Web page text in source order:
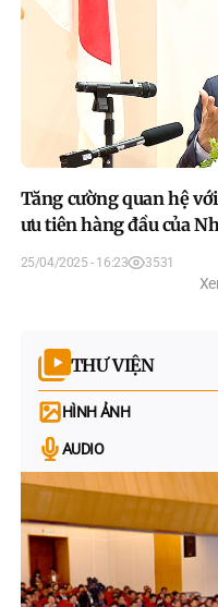
Tăng cường quan hệ
ưu tiên hàng đầu của
25/04/2025 - 16:23 3531
THƯ VIỆN
HÌNH ẢNH
AUDIO